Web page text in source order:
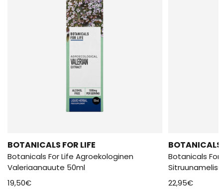
BOTANICALS FOR LIFE
Botanicals For Life Agroekologinen
Valeriaanauute 50ml
19,50€
BOTANICALS
Botanicals For
22,95€